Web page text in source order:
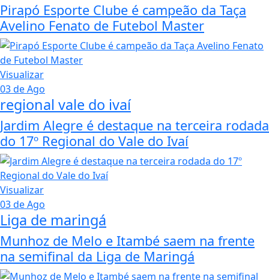
Pirapó Esporte Clube é campeão da Taça
Avelino Fenato de Futebol Master
Visualizar
03 de Ago
regional vale do ivaí
Jardim Alegre é destaque na terceira rodada
do 17º Regional do Vale do Ivaí
Visualizar
03 de Ago
Liga de maringá
Munhoz de Melo e Itambé saem na frente
na semifinal da Liga de Maringá